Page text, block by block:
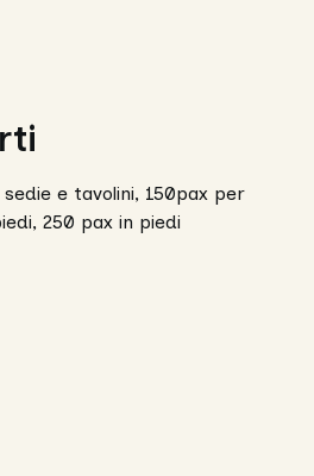
e tavolini, 150pax per
250 pax in piedi